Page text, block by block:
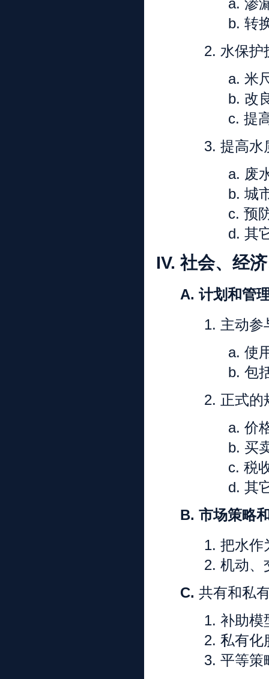
a. 渗
b. 转
2. 水保护
a. 米
b. 改
c. 提
3. 提高水
a. 废
b. 城
c. 预
d. 其
IV.社会、经
A. 计划和管
1. 主动参
a. 使
b. 包
2. 正式
a. 价
b. 买
c. 税
d. 其
B. 市场策略
1. 把水作
2. 机动、
C. 共有和私
1. 补助模
2. 私有化
3. 平等策